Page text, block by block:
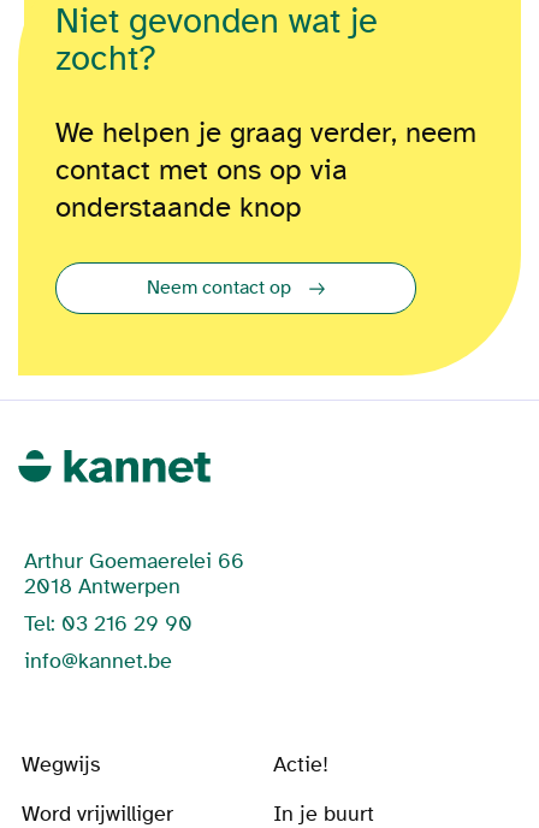
Niet gevonden wat je
zocht?
We helpen je graag verder, neem
contact met ons op via
onderstaande knop
Neem contact op
Arthur Goemaerelei 66
2018 Antwerpen
Tel: 03 216 29 90
info@kannet.be
Wegwijs
Actie!
Word vrijwilliger
In je buurt